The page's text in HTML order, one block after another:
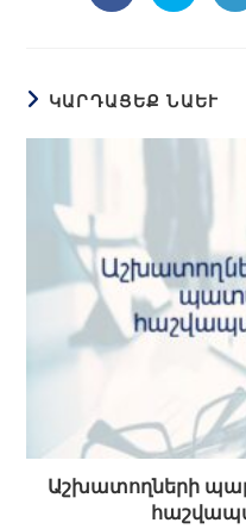
ԿԱՐԴԱՑԵՔ ՆԱԵՒ
Աշխատողների